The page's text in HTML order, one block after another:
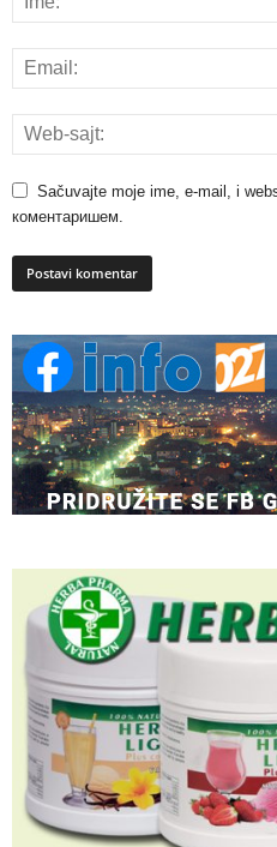
Sačuvajte moje ime, e-mail, i
коментаришем.